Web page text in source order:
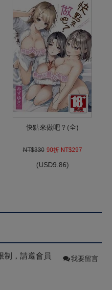
快點來做吧？(全)
NT$330 90折 NT$297
(USD9.86)
制，請遵會員
我要留言